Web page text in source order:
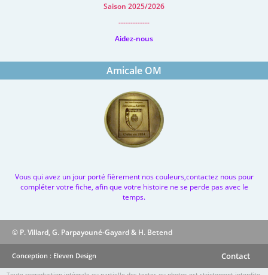
Saison 2025/2026
-------------
Aidez-nous
Amicale OM
Vous qui avez un jour porté fièrement nos couleurs,contactez nous pour
compléter votre fiche, afin que votre histoire ne se perde pas avec le
temps.
© P. Villard, G. Parpayouné-Gayard & H. Betend
Conception : Eleven Design Contact